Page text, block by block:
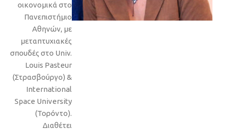
οικονομικά στο
Πανεπιστήμιο
Αθηνών, με
μεταπτυχιακές
σπουδές στο Univ.
Louis Pasteur
(Στρασβούργο) &
International
Space University
(Τορόντο).
Διαθέτει